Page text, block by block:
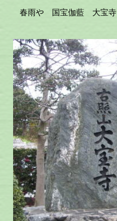
春雨や 国宝伽藍 大宝寺